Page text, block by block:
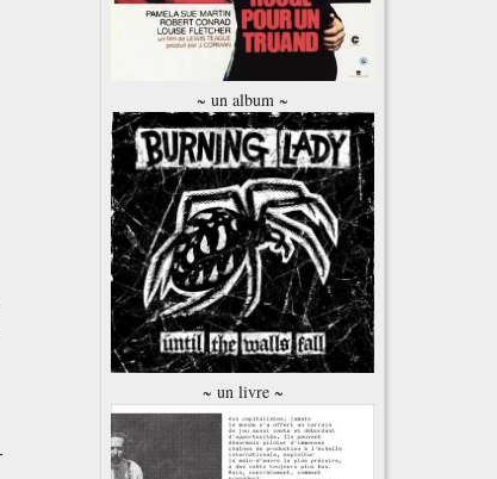
~ un album ~
~ un livre ~